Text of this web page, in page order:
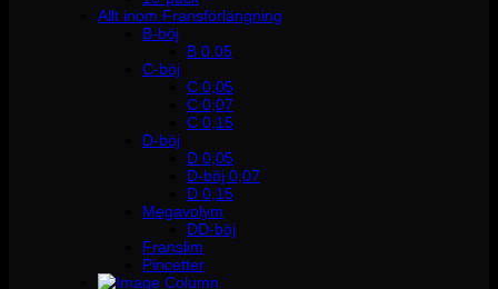
Allt inom Fransförlängning
B-böj
B 0.05
C-böj
C 0,05
C 0,07
C 0,15
D-böj
D 0,05
D-böj 0,07
D 0,15
Megavolym
DD-böj
Franslim
Pincetter